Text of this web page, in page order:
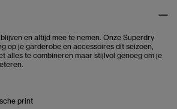
en altijd mee te nemen. Onze Superdry
op je garderobe en accessoires dit seizoen,
alles te combineren maar stijlvol genoeg om je
print